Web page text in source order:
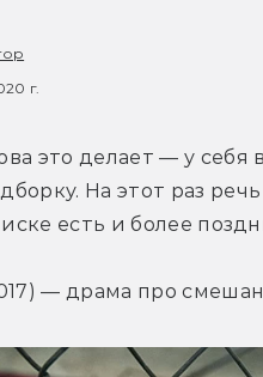
г.
это делает — у себя
На этот раз
есть и более
— драма про